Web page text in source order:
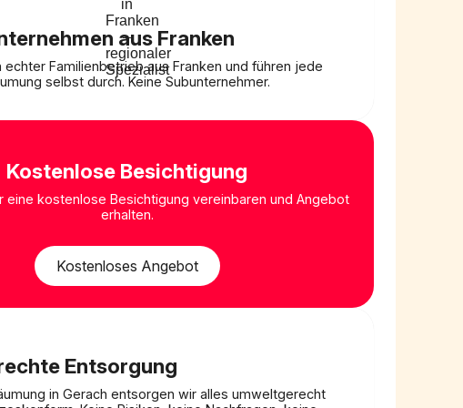
aus Franken
echter Familienbetrieb aus Franken und führen jede
selbst durch. Keine Subunternehmer.
Kostenlose Besichtigung
eine kostenlose Besichtigung vereinbaren und Angebot
erhalten.
Kostenloses Angebot
Entsorgung
in Gerach entsorgen wir alles umweltgerecht